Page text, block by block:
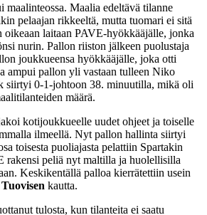
maalinteossa. Maalia edeltävä tilanne
pelaajan rikkeeltä, mutta tuomari ei sitä
laitaan PAVE-hyökkääjälle, jonka
nurin. Pallon riiston jälkeen puolustaja
joukkueensa hyökkääjälle, joka otti
ampui pallon yli vastaan tulleen Niko
siirtyi 0-1-johtoon 38. minuutilla, mikä oli
määrä.
kotijoukkueelle uudet ohjeet ja toiselle
ilmeellä. Nyt pallon hallinta siirtyi
toisesta puoliajasta pelattiin Spartakin
rakensi peliä nyt maltilla ja huolellisilla
Keskikentällä palloa kierrätettiin usein
kautta.
tulosta, kun tilanteita ei saatu